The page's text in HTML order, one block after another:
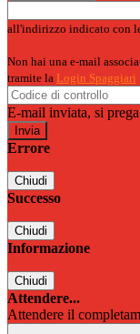
all'indirizzo indicato con
Non hai una e-mail
tramite la Login Spaggiari
E-mail inviata, si
Errore
Chiudi
Successo
Chiudi
Informazione
Chiudi
Attendere...
Attendere il